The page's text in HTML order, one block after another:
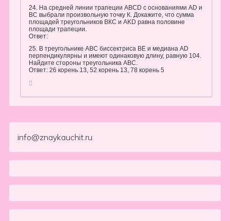
24. На средней линии трапеции ABCD с основаниями AD и
ВС выбрали произвольную точку К. Докажите, что сумма
площадей треугольников ВКС и AKD равна половине
площади трапеции.
Ответ:
25. В треугольнике АВС биссектриса ВЕ и медиана AD
перпендикулярны и имеют одинаковую длину, равную 104.
Найдите стороны треугольника АВС.
Ответ: 26 корень 13, 52 корень 13, 78 корень 5
info@znaykauchit.ru